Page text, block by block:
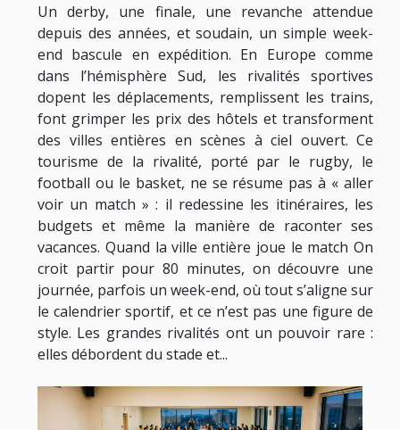
Un derby, une finale, une revanche attendue
depuis des années, et soudain, un simple week-
end bascule en expédition. En Europe comme
dans l’hémisphère Sud, les rivalités sportives
dopent les déplacements, remplissent les trains,
font grimper les prix des hôtels et transforment
des villes entières en scènes à ciel ouvert. Ce
tourisme de la rivalité, porté par le rugby, le
football ou le basket, ne se résume pas à « aller
voir un match » : il redessine les itinéraires, les
budgets et même la manière de raconter ses
vacances. Quand la ville entière joue le match On
croit partir pour 80 minutes, on découvre une
journée, parfois un week-end, où tout s’aligne sur
le calendrier sportif, et ce n’est pas une figure de
style. Les grandes rivalités ont un pouvoir rare :
elles débordent du stade et...